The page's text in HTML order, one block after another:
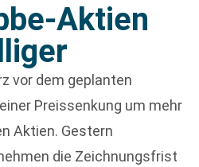
Aktien
vor dem geplanten
Preissenkung um mehr
Aktien. Gestern
die Zeichnungsfrist